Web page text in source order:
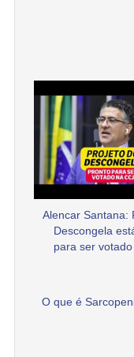
Alencar Santana:
Descongela
para ser
O que é